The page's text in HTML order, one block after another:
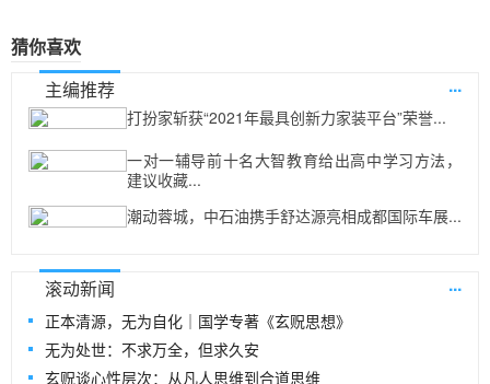
猜你喜欢
主编推荐
...
打扮家斩获“2021年最具创新力家装平台”荣誉...
一对一辅导前十名大智教育给出高中学习方法，
建议收藏...
潮动蓉城，中石油携手舒达源亮相成都国际车展...
滚动新闻 ...
正本清源，无为自化｜国学专著《玄贶思想》
无为处世：不求万全，但求久安
玄贶谈心性层次：从凡人思维到合道思维